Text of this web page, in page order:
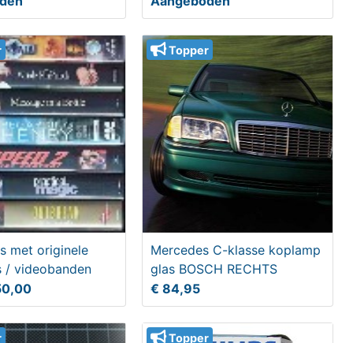
met originele
/ videobanden
Topper
Mercedes C-klasse koplamp
glas BOSCH RECHTS
€ 84,95
Topper